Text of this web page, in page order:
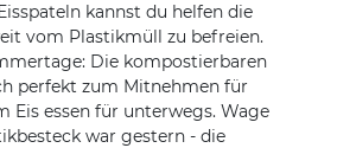
kannst du helfen die
vom Plastikmüll zu befreien.
Die kompostierbaren
perfekt zum Mitnehmen für
Eis essen für unterwegs. Wage
war gestern - die